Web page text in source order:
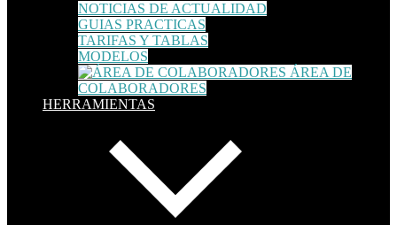
NOTICIAS DE ACTUALIDAD
GUIAS PRACTICAS
TARIFAS Y TABLAS
MODELOS
ÁREA DE
COLABORADORES
HERRAMIENTAS